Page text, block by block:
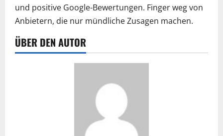
und positive Google-Bewertungen. Finger weg von
Anbietern, die nur mündliche Zusagen machen.
ÜBER DEN AUTOR